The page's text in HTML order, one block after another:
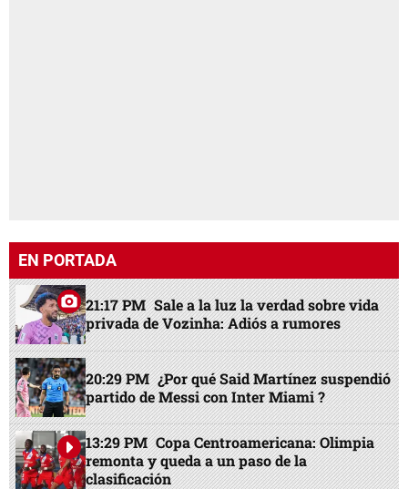
EN PORTADA
21:17 PM Sale a la luz la verdad sobre vida
privada de Vozinha: Adiós a rumores
20:29 PM ¿Por qué Said Martínez suspendió
partido de Messi con Inter Miami ?
13:29 PM Copa Centroamericana: Olimpia
remonta y queda a un paso de la
clasificación